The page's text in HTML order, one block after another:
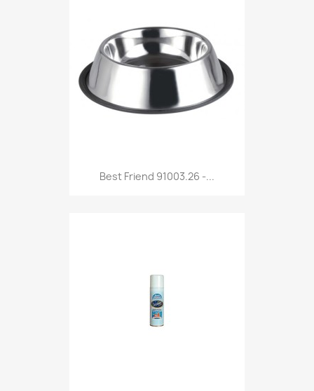
Anteprima
Best Friend 91003.26 -...